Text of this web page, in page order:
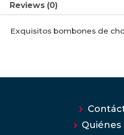
Reviews (0)
Exquisitos bombones de
Quiénes